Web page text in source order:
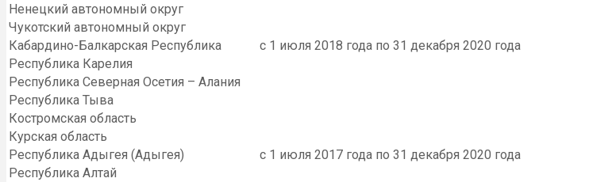
Ненецкий автономный округ
Чукотский автономный округ
Кабардино-Балкарская Республика
с 1 июля 2018 года по 31 декабря 2020 года
Республика Карелия
Республика Северная Осетия – Алания
Республика Тыва
Костромская область
Курская область
Республика Адыгея (Адыгея)
с 1 июля 2017 года по 31 декабря 2020 года
Республика Алтай